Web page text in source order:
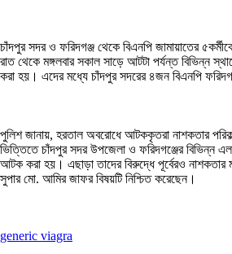
চাঁদপুর সদর ও ফরিদগঞ্জ থেকে বিএনপি জামায়াতের
রাত থেকে মঙ্গলবার সকাল সাড়ে আটটা পর্যন্ত বিভিন্ন
করা হয়। এদের মধ্যে চাঁদপুর সদরের ৪জন বিএনপি
পুলিশ জানায়, হরতাল অবরোধে আটককৃতরা নাশকতার
ভিত্তিতে চাঁদপুর সদর উপজেলা ও ফরিদগঞ্জের বিভিন্ন
আটক করা হয়। এছাড়া তাদের বিরুদ্ধে পূর্বেরও নাশকতার
সুপার মো. আমির জাফর বিষয়টি নিশ্চিত করেছেন।
generic viagra